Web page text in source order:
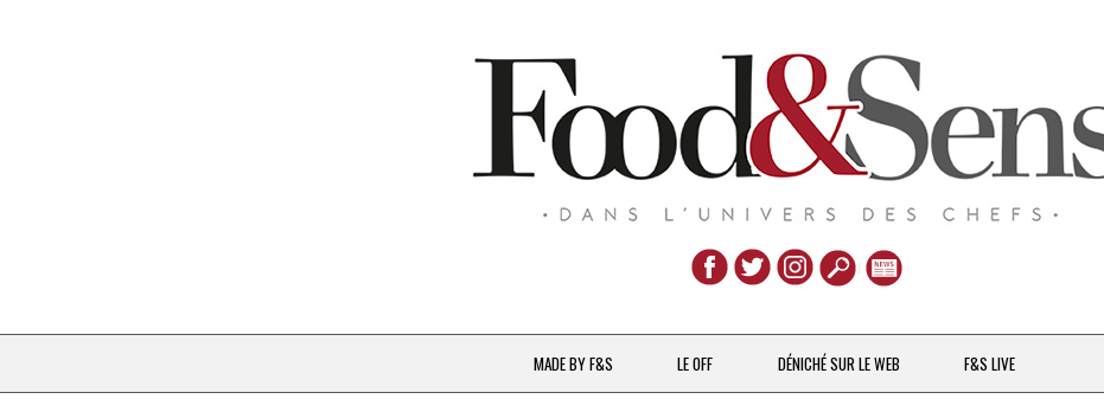
Aller
au
contenu
MADE BY F&S LE OFF DÉNICHÉ SUR LE WEB F&S LIVE